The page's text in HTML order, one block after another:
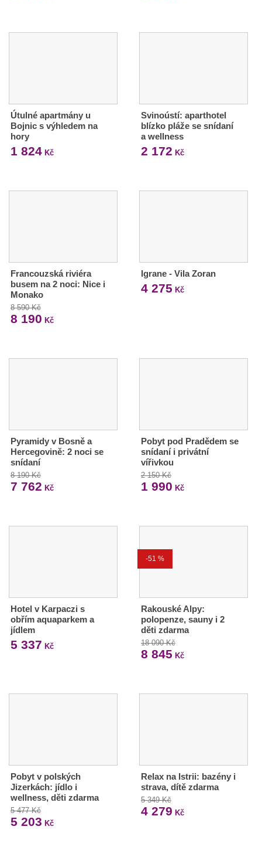
Útulné apartmány u
Bojnic s výhledem na
hory
1 824 Kč
Svinoústí: aparthotel
blízko pláže se snídaní
a wellness
2 172 Kč
Francouzská riviéra
busem na 2 noci: Nice i
Monako
8 590 Kč
8 190 Kč
Igrane - Vila Zoran
4 275 Kč
Pyramidy v Bosně a
Hercegovině: 2 noci se
snídaní
8 190 Kč
7 762 Kč
Pobyt pod Pradědem se
snídaní i privátní
vířivkou
2 150 Kč
1 990 Kč
Hotel v Karpaczi s
obřím aquaparkem a
jídlem
5 337 Kč
-51 %
Rakouské Alpy:
polopenze, sauny i 2
děti zdarma
18 090 Kč
8 845 Kč
Pobyt v polských
Jizerkách: jídlo i
wellness, děti zdarma
5 477 Kč
5 203 Kč
Relax na Istrii: bazény i
strava, dítě zdarma
5 349 Kč
4 279 Kč